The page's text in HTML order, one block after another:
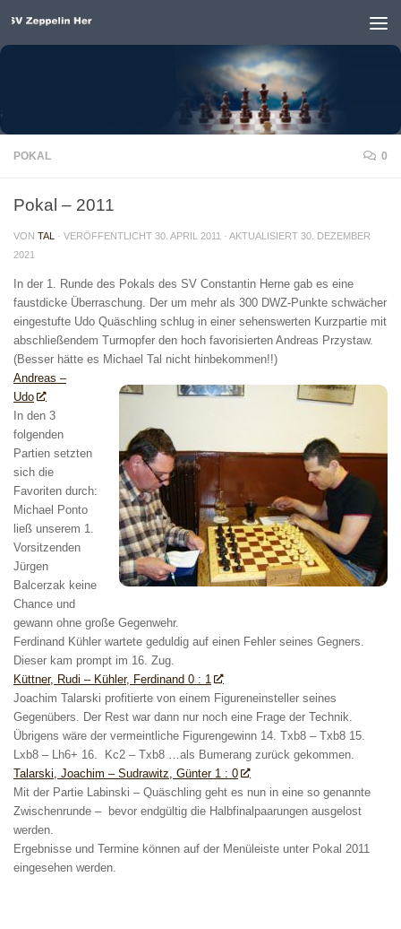
Unter dem Inhalt
POKAL 0
Pokal – 2011
VON TAL · VERÖFFENTLICHT 30. APRIL 2011 · AKTUALISIERT 30. DEZEMBER
2021
In der 1. Runde des Pokals des SV Constantin Herne gab es eine
faustdicke Überraschung. Der um mehr als 300 DWZ-Punkte schwächer
eingestufte Udo Quäschling schlug in einer sehenswerten Kurzpartie mit
abschließendem Turmopfer den hoch favorisierten Andreas Przystaw.
(Besser hätte es Michael Tal nicht hinbekommen!!)
Andreas –
Udo
In den 3
folgenden
Partien setzten
sich die
Favoriten durch:
Michael Ponto
ließ unserem 1.
Vorsitzenden
Jürgen
Balcerzak keine
Chance und
gewann ohne große Gegenwehr.
Ferdinand Kühler wartete geduldig auf einen Fehler seines Gegners.
Dieser kam prompt im 16. Zug.
Küttner, Rudi – Kühler, Ferdinand 0 : 1
Joachim Talarski profitierte von einem Figureneinsteller seines
Gegenübers. Der Rest war dann nur noch eine Frage der Technik.
Übrigens wäre der vermeintliche Figurengewinn 14. Txb8 – Txb8 15.
Lxb8 – Lh6+ 16. Kc2 – Txb8 …als Bumerang zurück gekommen.
Talarski, Joachim – Sudrawitz, Günter 1 : 0
Mit der Partie Labinski – Quäschling geht es nun in eine so genannte
Zwischenrunde – bevor endgültig die Halbfinalpaarungen ausgelost
werden.
Ergebnisse und Termine können auf der Menüleiste unter Pokal 2011
eingesehen werden.